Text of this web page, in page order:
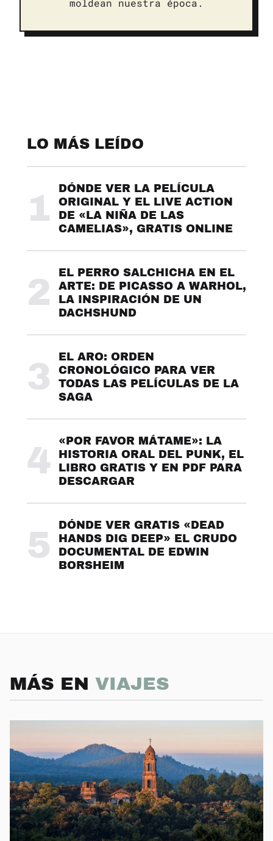
moldean nuestra época.
LO MÁS LEÍDO
1
DÓNDE VER LA PELÍCULA
ORIGINAL Y EL LIVE ACTION
DE «LA NIÑA DE LAS
CAMELIAS», GRATIS ONLINE
2
EL PERRO SALCHICHA EN EL
ARTE: DE PICASSO A WARHOL,
LA INSPIRACIÓN DE UN
DACHSHUND
3
EL ARO: ORDEN
CRONOLÓGICO PARA VER
TODAS LAS PELÍCULAS DE LA
SAGA
4
«POR FAVOR MÁTAME»: LA
HISTORIA ORAL DEL PUNK, EL
LIBRO GRATIS Y EN PDF PARA
DESCARGAR
5
DÓNDE VER GRATIS «DEAD
HANDS DIG DEEP» EL CRUDO
DOCUMENTAL DE EDWIN
BORSHEIM
MÁS EN VIAJES